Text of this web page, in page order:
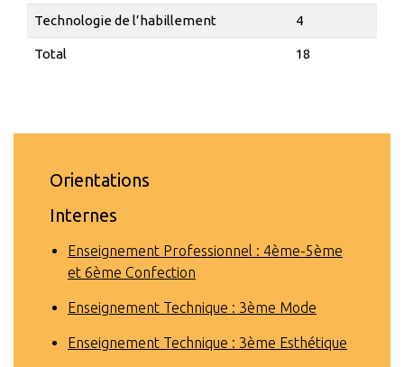
Technologie de l’habillement 4
Total 18
Orientations
Internes
Enseignement Professionnel : 4ème-5ème
et 6ème Confection
Enseignement Technique : 3ème Mode
Enseignement Technique : 3ème Esthétique